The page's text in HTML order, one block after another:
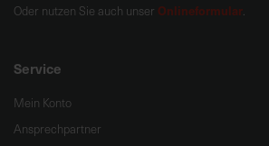
Oder nutzen Sie auch unser Onlineformular.
Service
Mein Konto
Ansprechpartner